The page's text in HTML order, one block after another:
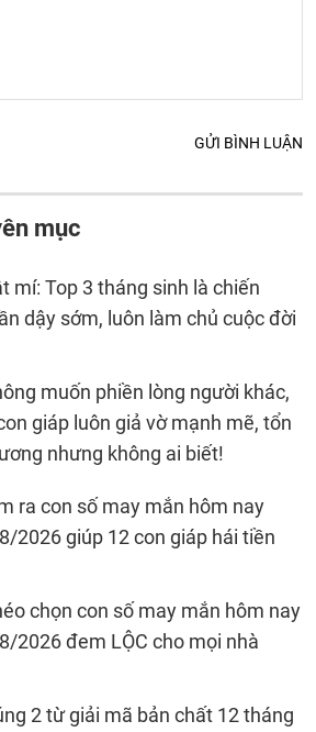
GỬI BÌNH LUẬN
mục
mí: Top 3 tháng sinh là chiến
dậy sớm, luôn làm chủ cuộc đời
muốn phiền lòng người khác,
giáp luôn giả vờ mạnh mẽ, tổn
nhưng không ai biết!
ra con số may mắn hôm nay
2026 giúp 12 con giáp hái tiền
chọn con số may mắn hôm nay
2026 đem LỘC cho mọi nhà
2 từ giải mã bản chất 12 tháng